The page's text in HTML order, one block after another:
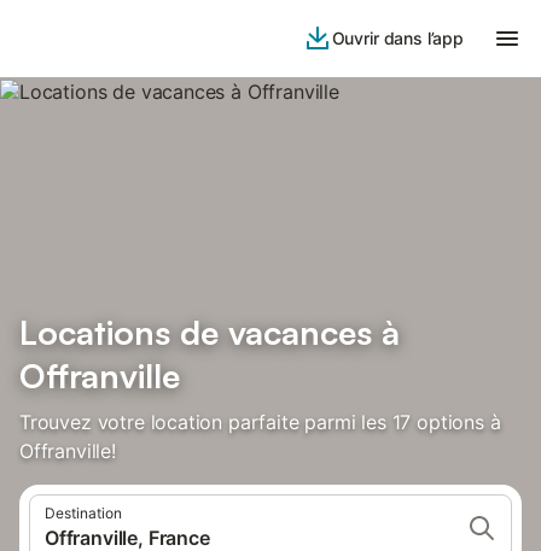
Ouvrir dans l’app
Locations de vacances à
Offranville
Trouvez votre location parfaite parmi les 17 options à
Offranville!
Destination
Offranville, France